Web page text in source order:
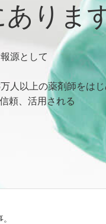
りま
源として
人以上の薬剤師をはじ
頼、活用される